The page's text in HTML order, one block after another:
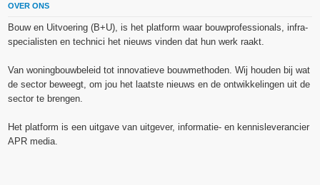
OVER ONS
Bouw en Uitvoering (B+U), is het platform waar bouwprofessionals, infra-
specialisten en technici het nieuws vinden dat hun werk raakt.
Van woningbouwbeleid tot innovatieve bouwmethoden. Wij houden bij wat
de sector beweegt, om jou het laatste nieuws en de ontwikkelingen uit de
sector te brengen.
Het platform is een uitgave van uitgever, informatie- en kennisleverancier
APR media.